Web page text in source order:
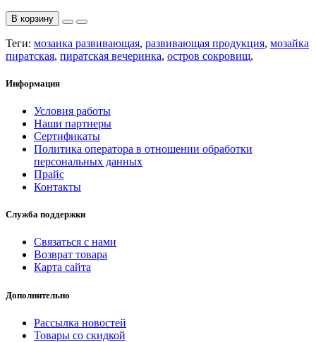
В корзину
Теги: мозаика развивающая, развивающая продукция, мозайка
пиратская, пиратская вечеринка, остров сокровищ,
Информация
Условия работы
Наши партнеры
Сертификаты
Политика оператора в отношении обработки
персональных данных
Прайс
Контакты
Служба поддержки
Связаться с нами
Возврат товара
Карта сайта
Дополнительно
Рассылка новостей
Товары со скидкой